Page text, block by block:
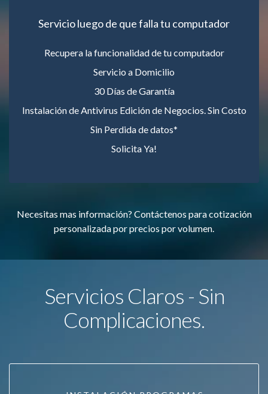
Servicio luego de que falla tu computador
Recupera la funcionalidad de tu computador
Servicio a Domicilio
30 Días de Garantía
Instalación de Antivirus Edición de Negocios. Sin Costo
Sin Perdida de datos*
Solicita Ya!
Necesitas mas información? Contáctenos para cotización
personalizada por precios por volumen.
Servicios Claros - Sin
Complicaciones.